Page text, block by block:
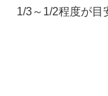
1/3～1/2程度が目